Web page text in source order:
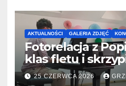
AKTUALNOŚCI GALERIA ZDJĘĆ
Fotorelacja z
klas fletu i
06.2026
25 CZERWCA 2026